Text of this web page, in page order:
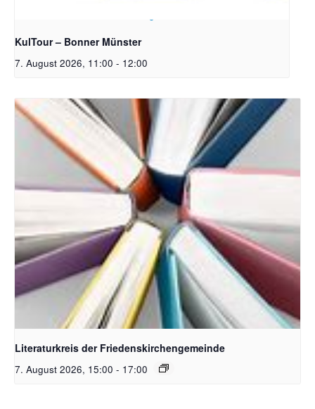
KulTour – Bonner Münster
7. August 2026, 11:00 - 12:00
Bildquelle Pixabay
Literaturkreis der Friedenskirchengemeinde
7. August 2026, 15:00 - 17:00